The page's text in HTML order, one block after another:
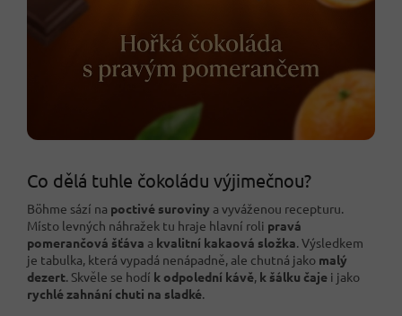
Co dělá tuhle čokoládu výjimečnou?
Böhme sází na poctivé suroviny a vyváženou recepturu.
Místo levných náhražek tu hraje hlavní roli pravá
pomerančová šťáva a kvalitní kakaová složka. Výsledkem
je tabulka, která vypadá nenápadně, ale chutná jako malý
dezert. Skvěle se hodí k odpolední kávě, k šálku čaje i jako
rychlé zahnání chuti na sladké.